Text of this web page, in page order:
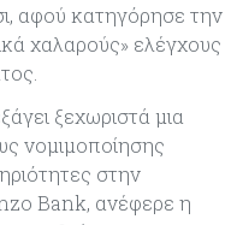
αφού κατηγόρησε την
χαλαρούς» ελέγχους
ξεχωριστά μια
νομιμοποίησης
στην
Bank, ανέφερε η